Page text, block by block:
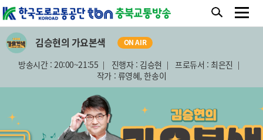
김승현의 가요본색 ON AIR
방송시간 : 20:00~21:55 진행자 : 김승현
프로듀서 : 최은진
작가 : 류영혜, 한송이